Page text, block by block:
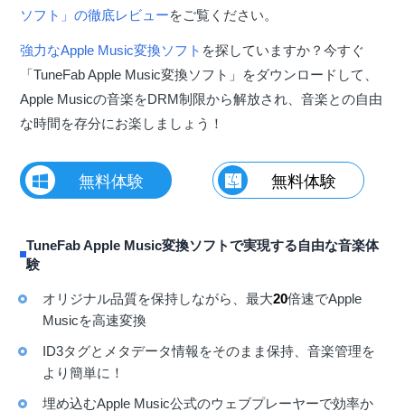
ソフト」の徹底レビューをご覧ください。
強力なApple Music変換ソフト を探していますか？今すぐ
「TuneFab Apple Music変換ソフト」をダウンロードして、
Apple Musicの音楽をDRM制限から解放され、音楽との自由
な時間を存分にお楽しましょう！
無料体験 無料体験
TuneFab Apple Music変換ソフトで実現する自由な音楽体
験
オリジナル品質を保持しながら、最大20倍速でApple
Musicを高速変換
ID3タグとメタデータ情報をそのまま保持、音楽管理を
より簡単に！
埋め込むApple Music公式のウェブプレーヤーで効率か